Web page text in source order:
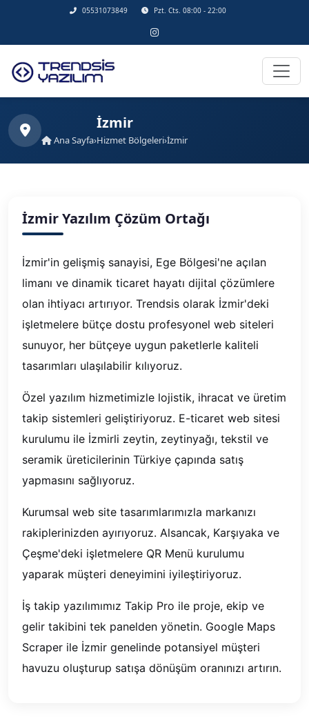
05531073849 Pzt. Cts. 08:00 - 22:00
İzmir
Ana Sayfa›Hizmet Bölgeleri›İzmir
İzmir Yazılım Çözüm Ortağı
İzmir'in gelişmiş sanayisi, Ege Bölgesi'ne açılan
limanı ve dinamik ticaret hayatı dijital çözümlere
olan ihtiyacı artırıyor. Trendsis olarak İzmir'deki
işletmelere bütçe dostu profesyonel web siteleri
sunuyor, her bütçeye uygun paketlerle kaliteli
tasarımları ulaşılabilir kılıyoruz.
Özel yazılım hizmetimizle lojistik, ihracat ve üretim
takip sistemleri geliştiriyoruz. E-ticaret web sitesi
kurulumu ile İzmirli zeytin, zeytinyağı, tekstil ve
seramik üreticilerinin Türkiye çapında satış
yapmasını sağlıyoruz.
Kurumsal web site tasarımlarımızla markanızı
rakiplerinizden ayırıyoruz. Alsancak, Karşıyaka ve
Çeşme'deki işletmelere QR Menü kurulumu
yaparak müşteri deneyimini iyileştiriyoruz.
İş takip yazılımımız Takip Pro ile proje, ekip ve
gelir takibini tek panelden yönetin. Google Maps
Scraper ile İzmir genelinde potansiyel müşteri
havuzu oluşturup satışa dönüşüm oranınızı artırın.